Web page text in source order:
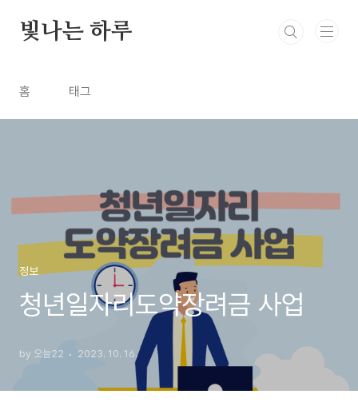
빛나는 하루
홈 태그
정보
청년일자리도약장려금 사업
by 오늘22 2023. 10. 16.